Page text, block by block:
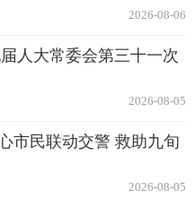
2026-08-06
人大常委会第三十一次
2026-08-05
市民联动交警 救助九旬
2026-08-05